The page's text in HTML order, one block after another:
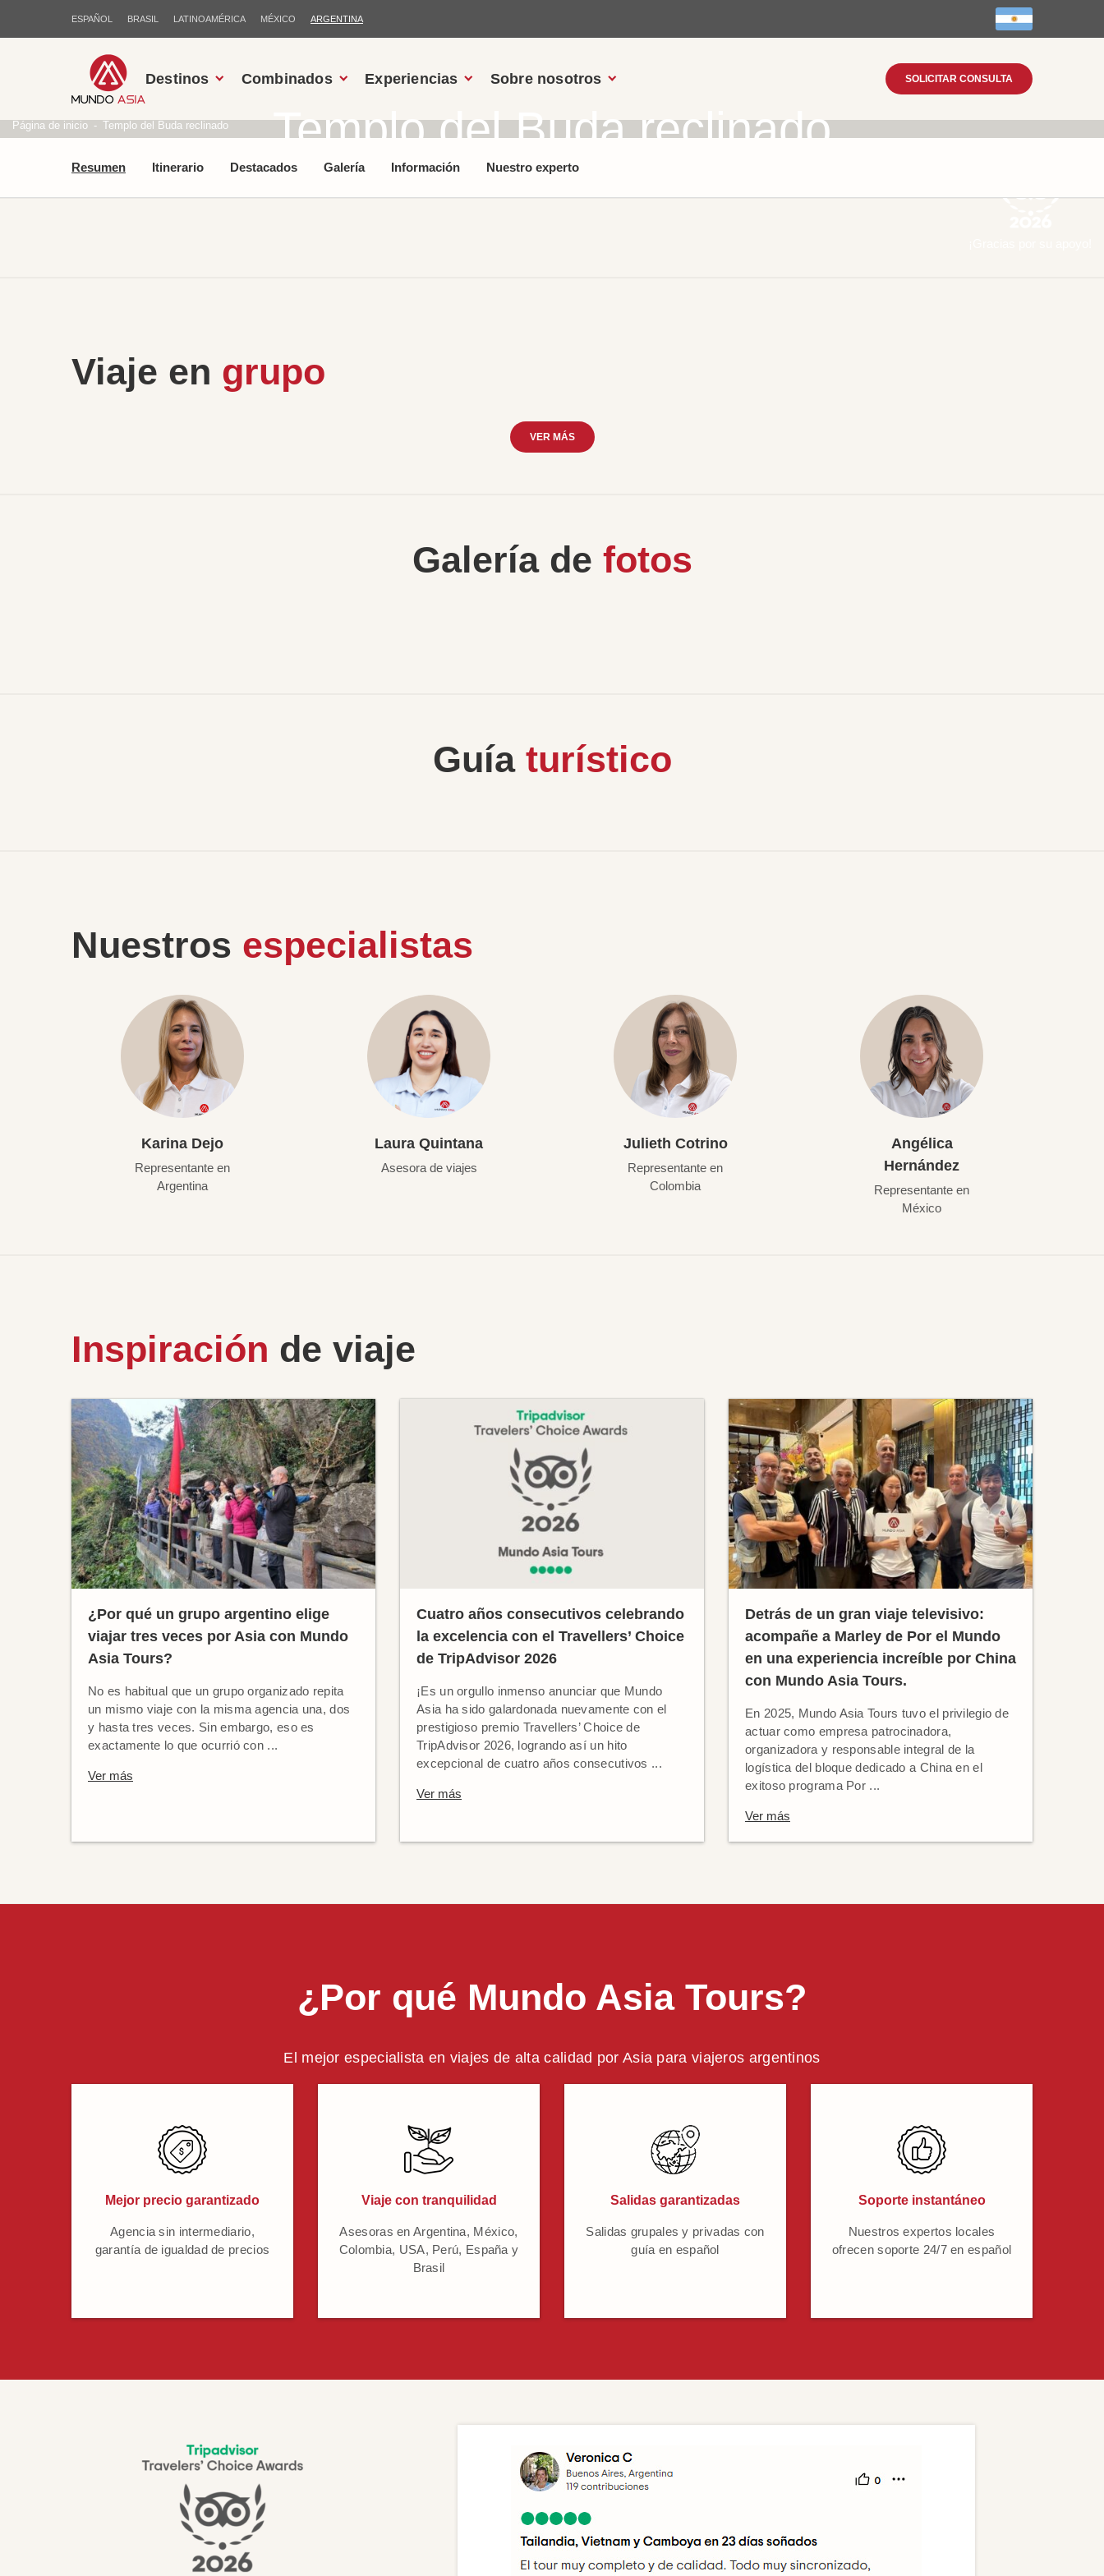
ESPAÑOL BRASIL LATINOAMÉRICA MÉXICO ARGENTINA
Destinos Combinados Experiencias Sobre nosotros SOLICITAR CONSULTA
Templo del Buda reclinado
Página de inicio Templo del Buda reclinado
Resumen Itinerario Destacados Galería Información Nuestro experto
Viaje en grupo
VER MÁS
Galería de fotos
Guía turístico
Nuestros especialistas
Karina Dejo
Representante en
Argentina
Laura Quintana
Asesora de viajes
Julieth Cotrino
Representante en
Colombia
Angélica
Hernández
Representante en
México
Inspiración de viaje
¿Por qué un grupo argentino elige
viajar tres veces por Asia con Mundo
Asia Tours?
No es habitual que un grupo organizado repita
un mismo viaje con la misma agencia una, dos
y hasta tres veces. Sin embargo, eso es
exactamente lo que ocurrió con ...
Ver más
Cuatro años consecutivos celebrando
la excelencia con el Travellers’ Choice
de TripAdvisor 2026
¡Es un orgullo inmenso anunciar que Mundo
Asia ha sido galardonada nuevamente con el
prestigioso premio Travellers’ Choice de
TripAdvisor 2026, logrando así un hito
excepcional de cuatro años consecutivos ...
Ver más
Detrás de un gran viaje televisivo:
acompañe a Marley de Por el Mundo
en una experiencia increíble por China
con Mundo Asia Tours.
En 2025, Mundo Asia Tours tuvo el privilegio de
actuar como empresa patrocinadora,
organizadora y responsable integral de la
logística del bloque dedicado a China en el
exitoso programa Por ...
Ver más
¿Por qué Mundo Asia Tours?
El mejor especialista en viajes de alta calidad por Asia para viajeros argentinos
Mejor precio garantizado
Agencia sin intermediario,
garantía de igualdad de precios
Viaje con tranquilidad
Asesoras en Argentina, México,
Colombia, USA, Perú, España y
Brasil
Salidas garantizadas
Salidas grupales y privadas con
guía en español
Soporte instantáneo
Nuestros expertos locales
ofrecen soporte 24/7 en español